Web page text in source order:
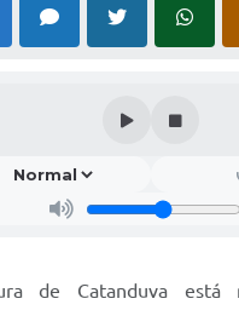
de Catanduva está